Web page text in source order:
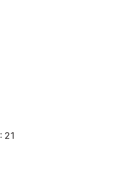
: 21